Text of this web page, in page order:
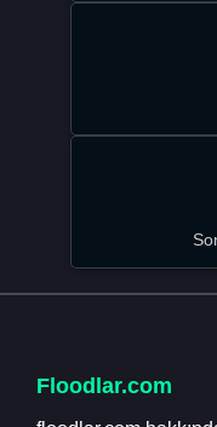
Floodlar.com